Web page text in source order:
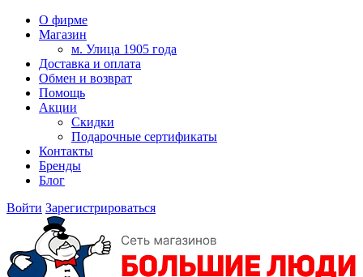
О фирме
Магазин
м. Улица 1905 года
Доставка и оплата
Обмен и возврат
Помощь
Акции
Скидки
Подарочные сертификаты
Контакты
Бренды
Блог
Войти Зарегистрироваться